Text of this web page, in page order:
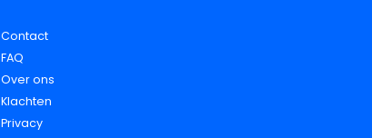
Contact
FAQ
Over ons
Klachten
Privacy